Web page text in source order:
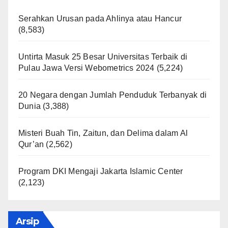
Serahkan Urusan pada Ahlinya atau Hancur
(8,583)
Untirta Masuk 25 Besar Universitas Terbaik di
Pulau Jawa Versi Webometrics 2024 (5,224)
20 Negara dengan Jumlah Penduduk Terbanyak di
Dunia (3,388)
Misteri Buah Tin, Zaitun, dan Delima dalam Al
Qur’an (2,562)
Program DKI Mengaji Jakarta Islamic Center
(2,123)
Arsip